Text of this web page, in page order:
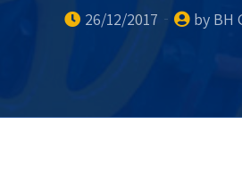
26/12/2017 by BH